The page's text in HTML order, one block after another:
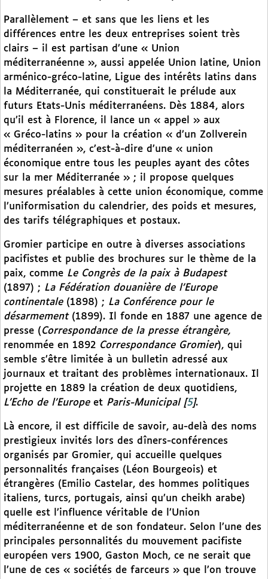
Parallèlement – et sans que les liens et les
différences entre les deux entreprises soient très
clairs – il est partisan d’une « Union
méditerranéenne », aussi appelée Union latine, Union
arménico-gréco-latine, Ligue des intérêts latins dans
la Méditerranée, qui constituerait le prélude aux
futurs Etats-Unis méditerranéens. Dès 1884, alors
qu’il est à Florence, il lance un « appel » aux
« Gréco-latins » pour la création « d’un Zollverein
méditerranéen », c’est-à-dire d’une « union
économique entre tous les peuples ayant des côtes
sur la mer Méditerranée » ; il propose quelques
mesures préalables à cette union économique, comme
l’uniformisation du calendrier, des poids et mesures,
des tarifs télégraphiques et postaux.
Gromier participe en outre à diverses associations
pacifistes et publie des brochures sur le thème de la
paix, comme Le Congrès de la paix à Budapest
(1897) ; La Fédération douanière de l’Europe
continentale (1898) ; La Conférence pour le
désarmement (1899). Il fonde en 1887 une agence de
presse (Correspondance de la presse étrangère,
renommée en 1892 Correspondance Gromier), qui
semble s’être limitée à un bulletin adressé aux
journaux et traitant des problèmes internationaux. Il
projette en 1889 la création de deux quotidiens,
L’Echo de l’Europe et Paris-Municipal[5].
Là encore, il est difficile de savoir, au-delà des noms
prestigieux invités lors des dîners-conférences
organisés par Gromier, qui accueille quelques
personnalités françaises (Léon Bourgeois) et
étrangères (Emilio Castelar, des hommes politiques
italiens, turcs, portugais, ainsi qu’un cheikh arabe)
quelle est l’influence véritable de l’Union
méditerranéenne et de son fondateur. Selon l’une des
principales personnalités du mouvement pacifiste
européen vers 1900, Gaston Moch, ce ne serait que
l’une de ces « sociétés de farceurs » que l’on trouve